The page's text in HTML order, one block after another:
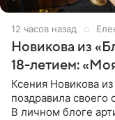
12 часов назад
Новикова из
18-летием:
Ксения Новикова
поздравила
В личном блоге